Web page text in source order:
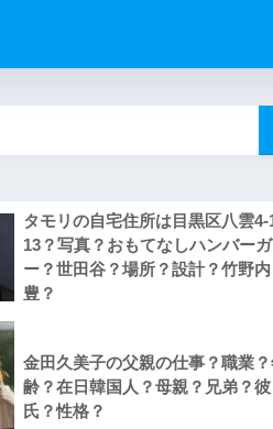
タモリの自宅住所は目黒区八雲4-
13？写真？おもてなしハンバーガ
ー？世田谷？場所？設計？竹野内
豊？
金田久美子の父親の仕事？職業
齢？在日韓国人？母親？兄弟？彼
氏？性格？